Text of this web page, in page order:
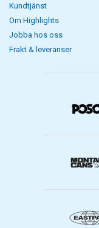
Kundtjänst
Om Highlights
Jobba hos oss
Frakt & leveranser